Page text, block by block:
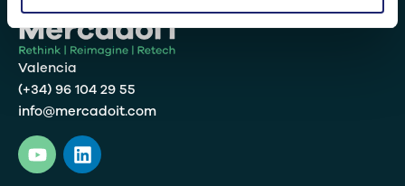
Valencia
(+34) 96 104 29 55
info@mercadoit.com
Y
o
L
i